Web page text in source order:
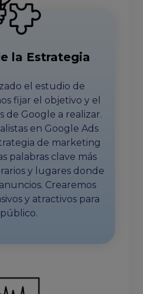
la Estrategia
el estudio de
fijar el objetivo y el
de Google a realizar.
en Google Ads
de marketing
palabras clave más
y lugares donde
Crearemos
y atractivos para